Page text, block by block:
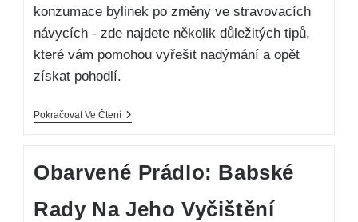
konzumace bylinek po změny ve stravovacích
návycích - zde najdete několik důležitých tipů,
které vám pomohou vyřešit nadýmání a opět
získat pohodlí.
Pokračovat Ve Čtení
Obarvené Prádlo: Babské
Rady Na Jeho Vyčištění